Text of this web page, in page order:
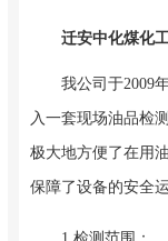
迁安中化煤化
我公司于2009
入一套现场油品检
极大地方便了在用
保障了设备的安全